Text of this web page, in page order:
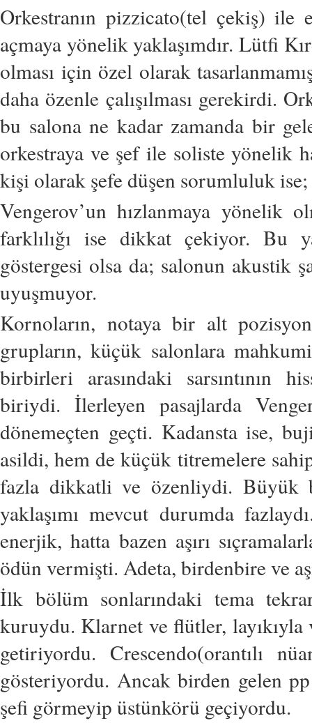
Orkestranın pizzicato(tel çekiş) ile
açmaya yönelik yaklaşımdır. Lütfi
olması için özel olarak
daha özenle çalışılması gerekirdi.
bu salona ne kadar zamanda bir
orkestraya ve şef ile soliste yönelik
kişi olarak şefe düşen sorumluluk
Vengerov’un hızlanmaya yönelik
farklılığı ise dikkat çekiyor. Bu
göstergesi olsa da; salonun akustik
uyuşmuyor.
Kornoların, notaya bir alt
grupların, küçük salonlara
birbirleri arasındaki sarsıntının
biriydi. İlerleyen pasajlarda
dönemeçten geçti. Kadansta ise,
asildi, hem de küçük titremelere
fazla dikkatli ve özenliydi. Büyük
yaklaşımı mevcut durumda
enerjik, hatta bazen aşırı
ödün vermişti. Adeta, birdenbire ve
İlk bölüm sonlarındaki tema
kuruydu. Klarnet ve flütler,
getiriyordu. Crescendo(orantılı
gösteriyordu. Ancak birden gelen
şefi görmeyip üstünkörü geçiyordu.